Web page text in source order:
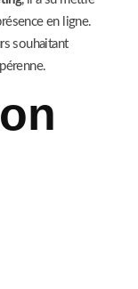
en ligne.
souhaitant